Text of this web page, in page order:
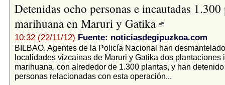
Detenidas ocho personas e incautadas 1.300
marihuana en Maruri y Gatika
10:32 (22/11/12) Fuente: noticiasdegipuzkoa.com
BILBAO. Agentes de la Policía Nacional han
localidades vizcainas de Maruri y Gatika dos plantaciones
marihuana, con alrededor de 1.300 plantas, y han
personas relacionadas con esta operación...